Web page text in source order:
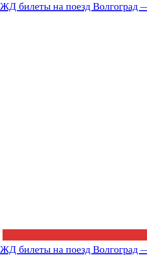
ЖД билеты на поезд Волгоград
ЖД билеты на поезд Волгоград